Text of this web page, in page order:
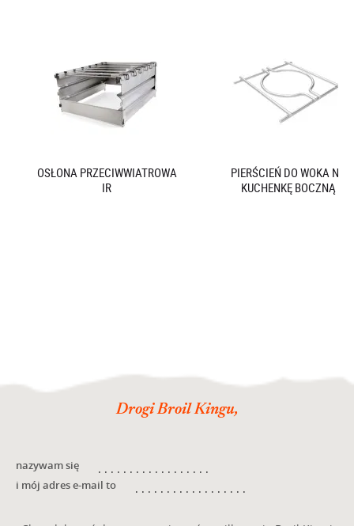
OSŁONA PRZECIWWIATROWA
IR
PIERŚCIEŃ DO WOKA NA
KUCHENKĘ BOCZNĄ
Drogi Broil Kingu,
nazywam się
i mój adres e-mail to